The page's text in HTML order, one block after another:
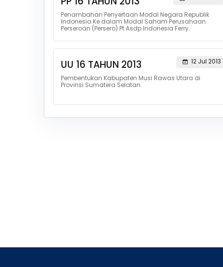
Penambahan Penyertaan Modal Negara Republik
Indonesia Ke dalam Modal Saham Perusahaan
Perseroan (Persero) Pt Asdp Indonesia Ferry.
UU 16 TAHUN 2013
12 Jul 2013
Pembentukan Kabupaten Musi Rawas Utara di
Provinsi Sumatera Selatan.